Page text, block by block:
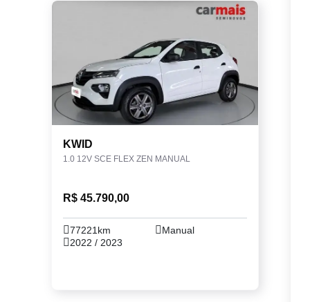
KWID
1.0 12V SCE FLEX ZEN MANUAL
R$ 45.790,00
77221km
Manual
2022 / 2023